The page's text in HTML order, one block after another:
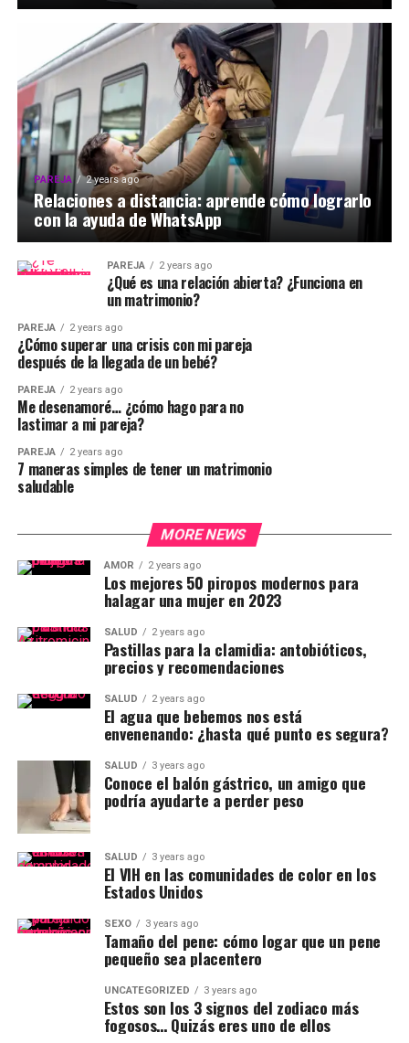
PAREJA 2 years ago
Relaciones a distancia: aprende cómo lograrlo
con la ayuda de WhatsApp
PAREJA 2 years ago
¿Qué es una relación abierta? ¿Funciona en
un matrimonio?
PAREJA 2 years ago
¿Cómo superar una crisis con mi pareja
después de la llegada de un bebé?
PAREJA 2 years ago
Me desenamoré… ¿cómo hago para no
lastimar a mi pareja?
PAREJA 2 years ago
7 maneras simples de tener un matrimonio
saludable
MORE NEWS
AMOR 2 years ago
Los mejores 50 piropos modernos para
halagar una mujer en 2023
SALUD 2 years ago
Pastillas para la clamidia: antobióticos,
precios y recomendaciones
SALUD 2 years ago
El agua que bebemos nos está
envenenando: ¿hasta qué punto es segura?
SALUD 3 years ago
Conoce el balón gástrico, un amigo que
podría ayudarte a perder peso
SALUD 3 years ago
El VIH en las comunidades de color en los
Estados Unidos
SEXO 3 years ago
Tamaño del pene: cómo logar que un pene
pequeño sea placentero
UNCATEGORIZED 3 years ago
Estos son los 3 signos del zodiaco más
fogosos… Quizás eres uno de ellos